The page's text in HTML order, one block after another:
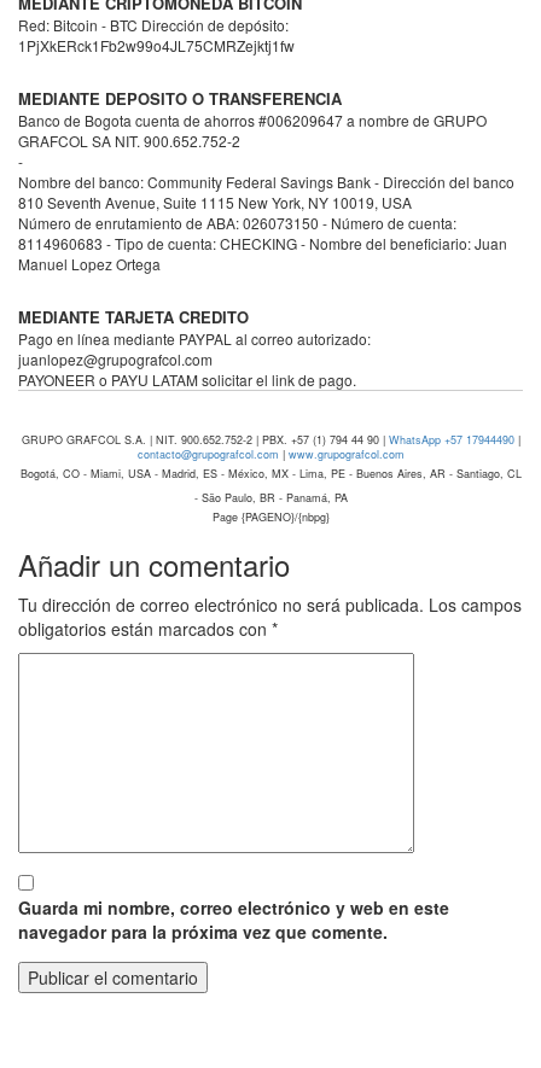
Red: Bitcoin - BTC Dirección de depósito:
1PjXkERck1Fb2w99o4JL75CMRZejktj1fw
MEDIANTE DEPOSITO O TRANSFERENCIA
Banco de Bogota cuenta de ahorros #006209647 a nombre de GRUPO
GRAFCOL SA NIT. 900.652.752-2
-
Nombre del banco: Community Federal Savings Bank - Dirección del banco
810 Seventh Avenue, Suite 1115 New York, NY 10019, USA
Número de enrutamiento de ABA: 026073150 - Número de cuenta:
8114960683 - Tipo de cuenta: CHECKING - Nombre del beneficiario: Juan
Manuel Lopez Ortega
MEDIANTE TARJETA CREDITO
Pago en línea mediante PAYPAL al correo autorizado:
juanlopez@grupografcol.com
PAYONEER o PAYU LATAM solicitar el link de pago.
GRUPO GRAFCOL S.A. | NIT. 900.652.752-2 | PBX. +57 (1) 794 44 90 | WhatsApp +57 17944490|
contacto@grupografcol.com | www.grupografcol.com
Bogotá, CO - Miami, USA - Madrid, ES - México, MX - Lima, PE - Buenos Aires, AR - Santiago, CL
- São Paulo, BR - Panamá, PA
Page {PAGENO}/{nbpg}
Añadir un comentario
Tu dirección de correo electrónico no será publicada. Los campos
obligatorios están marcados con *
Guarda mi nombre, correo electrónico y web en este
navegador para la próxima vez que comente.